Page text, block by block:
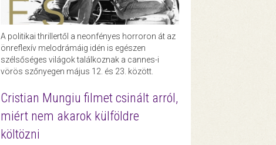
A politikai thrillertől a neonfényes horroron át az
önreflexív melodrámáig idén is egészen
szélsőséges világok találkoznak a cannes-i
vörös szőnyegen május 12. és 23. között.
Cristian Mungiu filmet csinált arról,
miért nem akarok külföldre
költözni